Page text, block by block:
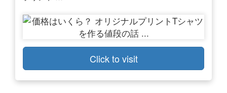
Click to visit